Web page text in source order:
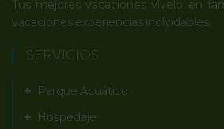
Tus mejores vacaciones vivelo en
vacaciones experiencias inolvidables.
SERVICIOS
Parque Acuático
Hospedaje